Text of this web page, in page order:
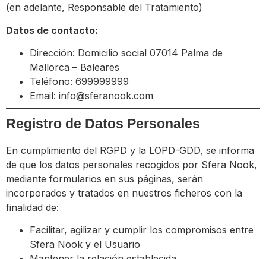
(en adelante, Responsable del Tratamiento)
Datos de contacto:
Dirección: Domicilio social 07014 Palma de
Mallorca – Baleares
Teléfono: 699999999
Email: info@sferanook.com
Registro de Datos Personales
En cumplimiento del RGPD y la LOPD-GDD, se informa
de que los datos personales recogidos por Sfera Nook,
mediante formularios en sus páginas, serán
incorporados y tratados en nuestros ficheros con la
finalidad de:
Facilitar, agilizar y cumplir los compromisos entre
Sfera Nook y el Usuario